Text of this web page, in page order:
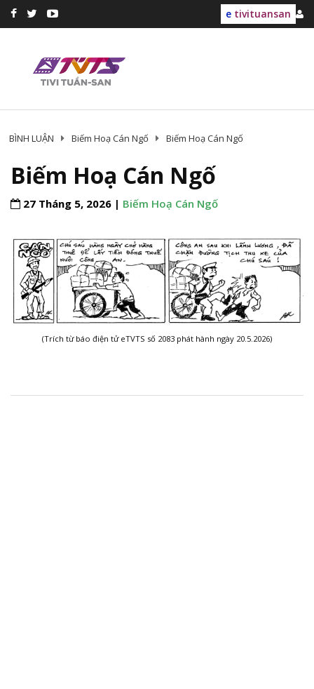
e tivituansan
BÌNH LUẬN Biếm Hoạ Cán Ngố Biếm Hoạ Cán Ngố
Biếm Hoạ Cán Ngố
27 Tháng 5, 2026 | Biếm Hoạ Cán Ngố
(Trích từ báo điện tử eTVTS số 2083 phát hành ngày 20.5.2026)